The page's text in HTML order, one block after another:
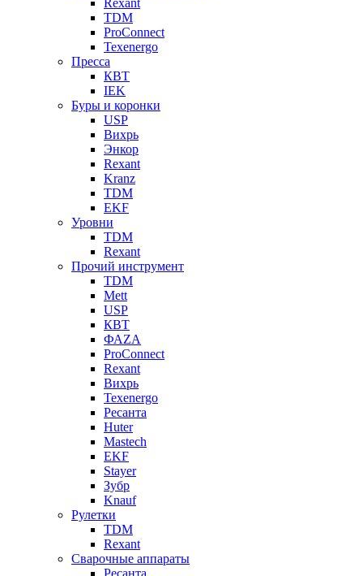
TDM
ProConnect
Texenergo
Пресса
КВТ
IEK
Буры и коронки
USP
Вихрь
Энкор
Rexant
Kranz
TDM
EKF
Уровни
TDM
Rexant
Прочий инструмент
TDM
Mett
USP
КВТ
ФАZА
ProConnect
Rexant
Вихрь
Texenergo
Ресанта
Huter
Mastech
EKF
Stayer
Зубр
Knauf
Рулетки
TDM
Rexant
Сварочные аппараты
Ресанта